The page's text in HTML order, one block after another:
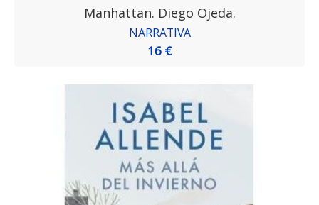
Manhattan. Diego Ojeda.
NARRATIVA
16 €